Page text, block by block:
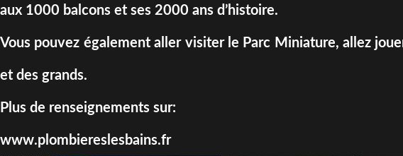
aux 1000 balcons et ses 2000 ans d’histoire.
Vous pouvez également aller visiter le Parc Miniature, allez
et des grands.
Plus de renseignements sur:
www.plombiereslesbains.fr